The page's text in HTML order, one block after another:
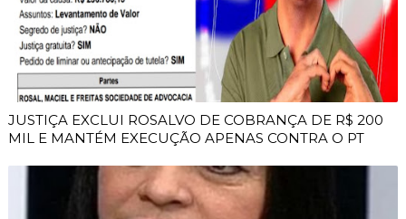
JUSTIÇA EXCLUI ROSALVO DE COBRANÇA DE R$ 200
MIL E MANTÉM EXECUÇÃO APENAS CONTRA O PT